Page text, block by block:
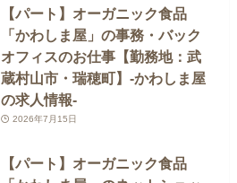
【パート】オーガニック食品
「かわしま屋」の事務・バック
オフィスのお仕事【勤務地：武
蔵村山市・瑞穂町】-かわしま屋
の求人情報-
2026年7月15日
【パート】オーガニック食品